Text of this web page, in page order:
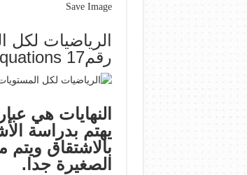
Save Image
الرياضيات لكل
رقم17 Math Math Equations
النهايات هي
يهتم بدراسة
بالاشتقاق
الصغيرة جدا.